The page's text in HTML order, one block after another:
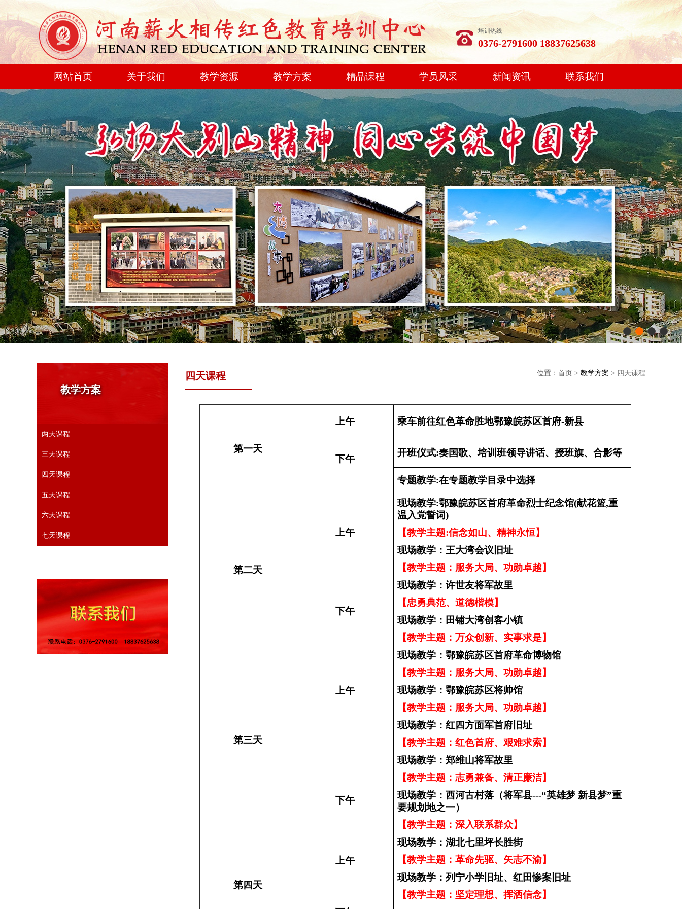
培训热线
0376-2791600 18837625638
网站首页 关于我们 教学资源 教学方案 精品课程 学员风采 新闻资讯 联系我们
教学方案
两天课程
三天课程
四天课程
五天课程
六天课程
七天课程
四天课程 位置：首页 > 教学方案 > 四天课程
第一天
上午 乘车前往红色革命胜地鄂豫皖苏区首府-新县
下午
开班仪式:奏国歌、培训班领导讲话、授班旗、合影等
专题教学:在专题教学目录中选择
第二天
上午
现场教学:鄂豫皖苏区首府革命烈士纪念馆(献花篮,重
温入党誓词)
【教学主题:信念如山、精神永恒】
现场教学：王大湾会议旧址
【教学主题：服务大局、功勋卓越】
下午
现场教学：许世友将军故里
【忠勇典范、道德楷模】
现场教学：田铺大湾创客小镇
【教学主题：万众创新、实事求是】
第三天
上午
现场教学：鄂豫皖苏区首府革命博物馆
【教学主题：服务大局、功勋卓越】
现场教学：鄂豫皖苏区将帅馆
【教学主题：服务大局、功勋卓越】
现场教学：红四方面军首府旧址
【教学主题：红色首府、艰难求索】
下午
现场教学：郑维山将军故里
【教学主题：志勇兼备、清正廉洁】
现场教学：西河古村落（将军县---“英雄梦 新县梦”重
要规划地之一）
【教学主题：深入联系群众】
第四天
上午
现场教学：湖北七里坪长胜街
【教学主题：革命先驱、矢志不渝】
现场教学：列宁小学旧址、红田惨案旧址
【教学主题：坚定理想、挥洒信念】